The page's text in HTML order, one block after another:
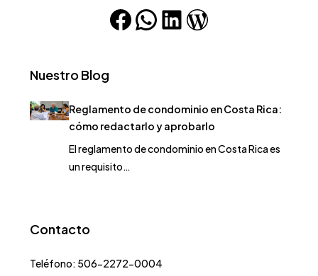
Nuestro Blog
Reglamento de condominio en Costa Rica:
cómo redactarlo y aprobarlo
El reglamento de condominio en Costa Rica es
un requisito…
Contacto
Teléfono: 506-2272-0004